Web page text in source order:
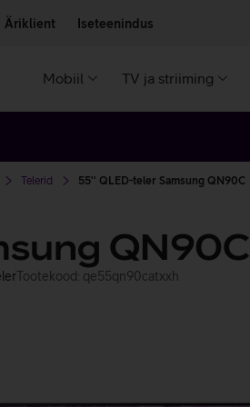
Äriklient Iseteenindus
Mobiil TV ja striiming
Telerid 55'' QLED-teler Samsung QN90C
QN90C
Tootekood: qe55qn90catxxh